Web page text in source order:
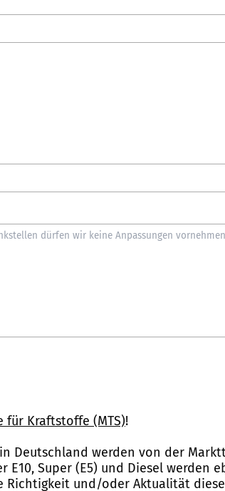
für Kraftstoffe (MTS)!
Deutschland werden von der
Super (E5) und Diesel werden
und/oder Aktualität